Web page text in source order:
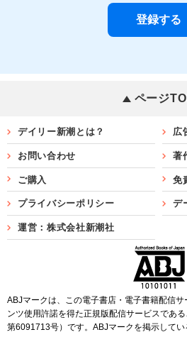
ページ
デイリー新潮とは？ 広
お問い合わせ 著
ご購入 免
プライバシーポリシー デ
運営：株式会社新潮社
ABJマークは、この電子書店・電子書籍配信
ンツ使用許諾を得た正規版配信サービスであ
第6091713号）です。ABJマークを掲示して